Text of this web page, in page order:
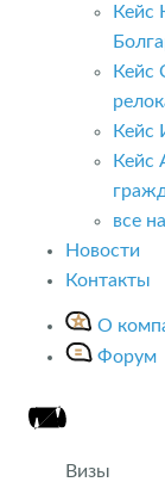
Кейс
Кейс
Кейс
Кейс
все
Новости
Контакты
О
Форум
Визы